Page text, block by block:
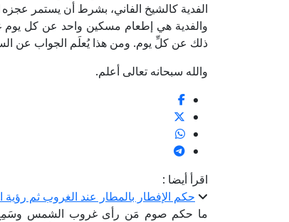
الفدية كالشيخ الفاني، بشرط أن يستمر
والفدية هي إطعام مسكين واحد عن كل يوم
ذلك عن كلِّ يوم. ومن هذا يُعلَم الجواب عن
والله سبحانه تعالى أعلم.
اقرأ أيضا :
حكم الإفطار بالمطار عند الغروب ثم
ما حكم صوم مَن رأى غروب الشمس وسَمِع